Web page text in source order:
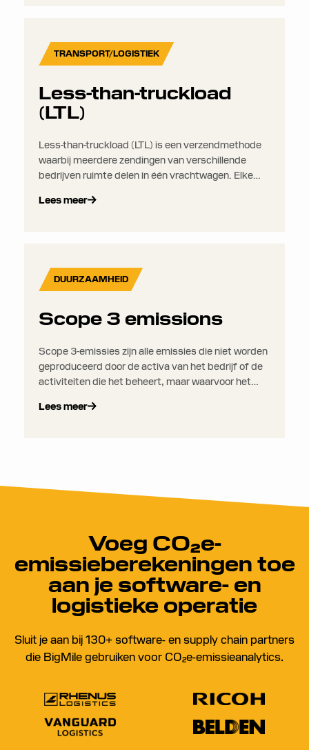
TRANSPORT/LOGISTIEK
Less-than-truckload
(LTL)
Less-than-truckload (LTL) is een verzendmethode
waarbij meerdere zendingen van verschillende
bedrijven ruimte delen in één vrachtwagen. Elke
oplegger dat zijn vracht inneemt, wat het een
Lees meer
DUURZAAMHEID
Scope 3 emissions
Scope 3-emissies zijn alle emissies die niet worden
geproduceerd door de activa van het bedrijf of de
activiteiten die het beheert, maar waarvoor het
waardeketen.
Lees meer
Voeg CO₂e-
emissieberekeningen toe
aan je software- en
logistieke operatie
Sluit je aan bij 130+ software- en supply chain partners
die BigMile gebruiken voor CO₂e-emissieanalytics.